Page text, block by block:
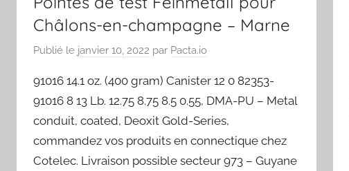
Châlons-en-champagne – Marne
Publié le janvier 10, 2022 par Pacta.io
91016 14.1 oz. (400 gram) Canister 12 0 82353-
91016 8 13 Lb. 12.75 8.75 8.5 0.55, DMA-PU – Metal
conduit, coated, Deoxit Gold-Series,
commandez vos produits en connectique chez
Cotelec. Livraison possible secteur 973 – Guyane